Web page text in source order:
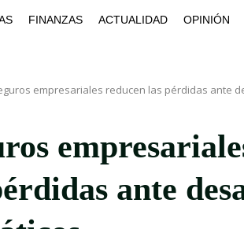
FINANZAS ACTUALIDAD OPINIÓN
empresariales reducen las pérdidas ante
ante